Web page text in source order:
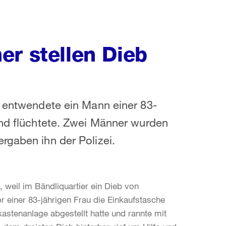
stellen Dieb
ein Mann einer 83-
flüchtete. Zwei Männer wurden
ihn der Polizei.
weil im Bändliquartier ein Dieb von
einer 83-jährigen Frau die Einkaufstasche
abgestellt hatte und rannte mit